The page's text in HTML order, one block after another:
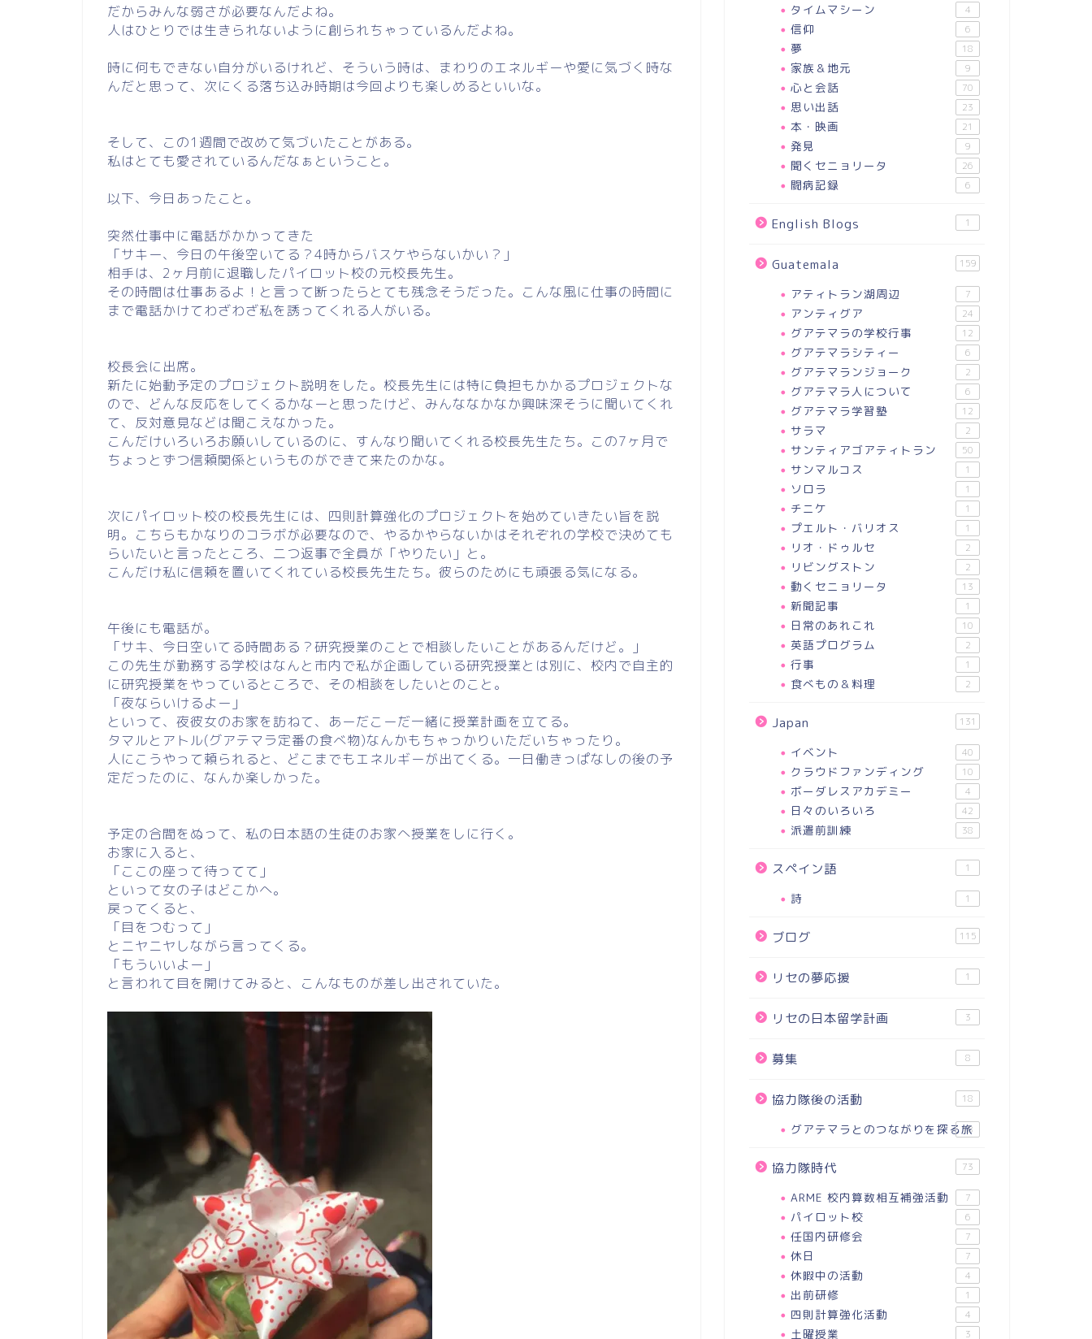
だからみんな弱さが必要なんだよね。
人はひとりでは生きられないように創られちゃっているんだよね。
時に何もできない自分がいるけれど、そういう時は、まわりのエネルギーや愛に気づく時な
んだと思って、次にくる落ち込み時期は今回よりも楽しめるといいな。
そして、この1週間で改めて気づいたことがある。
私はとても愛されているんだなぁということ。
以下、今日あったこと。
突然仕事中に電話がかかってきた
「サキー、今日の午後空いてる？4時からバスケやらないかい？」
相手は、2ヶ月前に退職したパイロット校の元校長先生。
その時間は仕事あるよ！と言って断ったらとても残念そうだった。こんな風に仕事の時間に
まで電話かけてわざわざ私を誘ってくれる人がいる。
校長会に出席。
新たに始動予定のプロジェクト説明をした。校長先生には特に負担もかかるプロジェクトな
ので、どんな反応をしてくるかなーと思ったけど、みんななかなか興味深そうに聞いてくれ
て、反対意見などは聞こえなかった。
こんだけいろいろお願いしているのに、すんなり聞いてくれる校長先生たち。この7ヶ月で
ちょっとずつ信頼関係というものができて来たのかな。
次にパイロット校の校長先生には、四則計算強化のプロジェクトを始めていきたい旨を説
明。こちらもかなりのコラボが必要なので、やるかやらないかはそれぞれの学校で決めても
らいたいと言ったところ、二つ返事で全員が「やりたい」と。
こんだけ私に信頼を置いてくれている校長先生たち。彼らのためにも頑張る気になる。
午後にも電話が。
「サキ、今日空いてる時間ある？研究授業のことで相談したいことがあるんだけど。」
この先生が勤務する学校はなんと市内で私が企画している研究授業とは別に、校内で自主的
に研究授業をやっているところで、その相談をしたいとのこと。
「夜ならいけるよー」
といって、夜彼女のお家を訪ねて、あーだこーだ一緒に授業計画を立てる。
タマルとアトル(グアテマラ定番の食べ物)なんかもちゃっかりいただいちゃったり。
人にこうやって頼られると、どこまでもエネルギーが出てくる。一日働きっぱなしの後の予
定だったのに、なんか楽しかった。
予定の合間をぬって、私の日本語の生徒のお家へ授業をしに行く。
お家に入ると、
「ここの座って待ってて」
といって女の子はどこかへ。
戻ってくると、
「目をつむって」
とニヤニヤしながら言ってくる。
「もういいよー」
と言われて目を開けてみると、こんなものが差し出されていた。
タイムマシーン 4
信仰 6
夢 18
家族＆地元 9
心と会話 70
思い出話 23
本・映画 21
発見 9
聞くセニョリータ 26
闘病記録 6
English Blogs 1
Guatemala 159
アティトラン湖周辺 7
アンティグア 24
グアテマラの学校行事 12
グアテマラシティー 6
グアテマランジョーク 2
グアテマラ人について 6
グアテマラ学習塾 12
サラマ 2
サンティアゴアティトラン 50
サンマルコス 1
ソロラ 1
チニケ 1
プエルト・バリオス 1
リオ・ドゥルセ 2
リビングストン 2
動くセニョリータ 13
新聞記事 1
日常のあれこれ 10
英語プログラム 2
行事 1
食べもの＆料理 2
Japan 131
イベント 40
クラウドファンディング 10
ボーダレスアカデミー 4
日々のいろいろ 42
派遣前訓練 38
スペイン語 1
詩 1
ブログ 115
リセの夢応援 1
リセの日本留学計画 3
募集 8
協力隊後の活動 18
グアテマラとのつながりを探る旅
18
協力隊時代 73
ARME 校内算数相互補強活動 7
パイロット校 6
任国内研修会 7
休日 7
休暇中の活動 4
出前研修 1
四則計算強化活動 4
土曜授業 3